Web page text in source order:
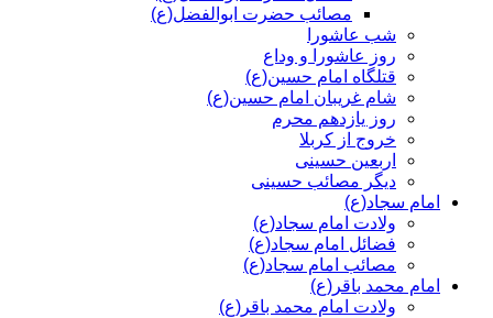
مصائب حضرت ابوالفضل(ع)
شب عاشورا
روز عاشورا و وداع
قتلگاه امام حسین(ع)
شام غریبان امام حسین(ع)
روز یازدهم محرم
خروج از کربلا
اربعین حسینی
دیگر مصائب حسینی
امام سجاد(ع)
ولادت امام سجاد(ع)
فضائل امام سجاد(ع)
مصائب امام سجاد(ع)
امام محمد باقر(ع)
ولادت امام محمد باقر(ع)